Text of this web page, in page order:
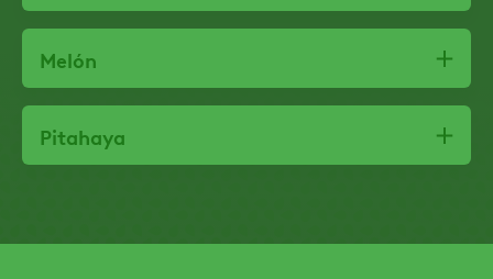
Melón
Pitahaya